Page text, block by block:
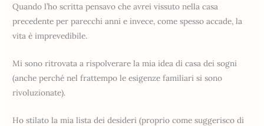
Quando l’ho scritta pensavo che avrei vissuto nella casa
precedente per parecchi anni e invece, come spesso accade, la
vita è imprevedibile.
Mi sono ritrovata a rispolverare la mia idea di casa dei sogni
(anche perché nel frattempo le esigenze familiari si sono
rivoluzionate).
Ho stilato la mia lista dei desideri (proprio come suggerisco di